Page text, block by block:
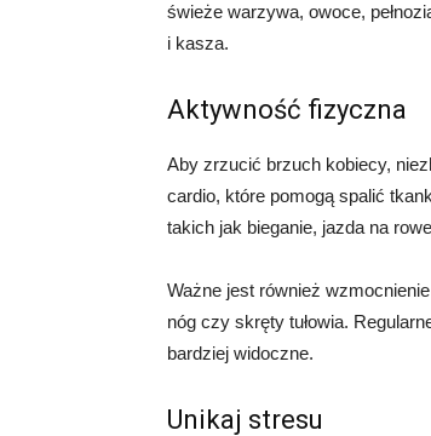
świeże warzywa, owoce,
i kasza.
Aktywność fizyczna
Aby zrzucić brzuch kobiecy,
cardio, które pomogą spalić
takich jak bieganie, jazda na
Ważne jest również
nóg czy skręty tułowia.
bardziej widoczne.
Unikaj stresu